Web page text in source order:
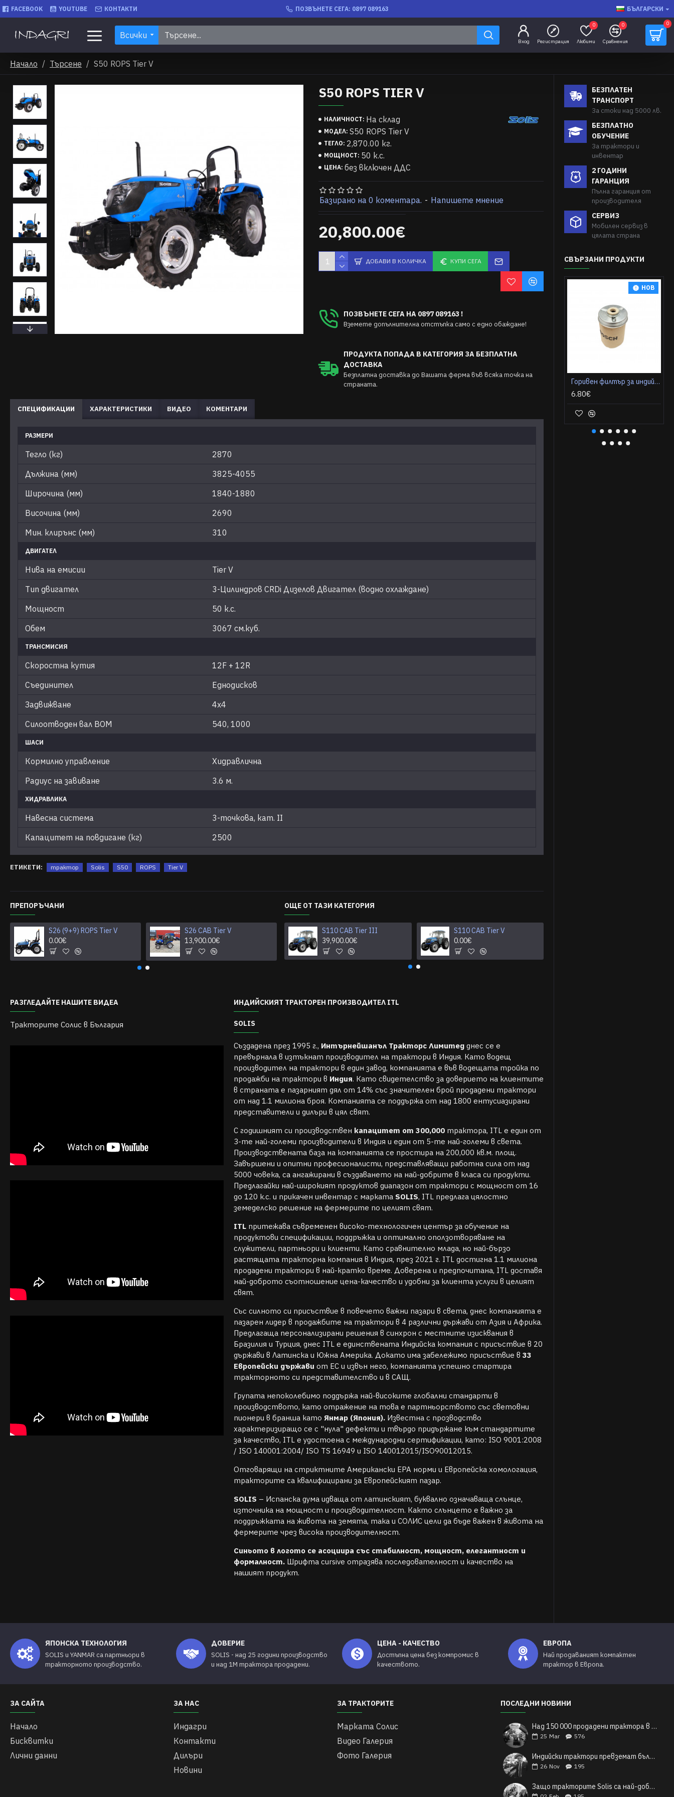
FACEBOOK YOUTUBE КОНТАКТИ ПОЗВЪНЕТЕ СЕГА: 0897 089163 БЪЛГАРСКИ
Всички
Вход Регистрация Любими
0
Сравнения
0 0
Начало Търсене S50 ROPS Tier V
S50 ROPS TIER V
НАЛИЧНОСТ: На склад
МОДЕЛ: S50 ROPS Tier V
ТЕГЛО: 2,870.00 кг.
МОЩНОСТ: 50 к.с.
ЦЕНА: без включен ДДС
Базирано на 0 коментара. - Напишете мнение
20,800.00€
ДОБАВИ В КОЛИЧКА КУПИ СЕГА
ПОЗВЪНЕТЕ СЕГА НА 0897 089163 !
Вземете допълнителна отстъпка само с едно обаждане!
ПРОДУКТА ПОПАДА В КАТЕГОРИЯ ЗА БЕЗПЛАТНА
ДОСТАВКА
Безплатна доставка до Вашата ферма във всяка точка на
страната.
СПЕЦИФИКАЦИИ ХАРАКТЕРИСТИКИ ВИДЕО КОМЕНТАРИ
РАЗМЕРИ
Тегло (кг)
2870
Дължина (мм)
3825-4055
Широчина (мм)
1840-1880
Височина (мм)
2690
Мин. клирънс (мм)
310
ДВИГАТЕЛ
Нива на емисии
Tier V
Тип двигател
3-Цилиндров CRDi Дизелов Двигател (водно охлаждане)
Мощност
50 к.с.
Обем
3067 см.куб.
ТРАНСМИСИЯ
Скоростна кутия
12F + 12R
Съединител
Еднодисков
Задвижване
4х4
Силоотводен вал ВОМ
540, 1000
ШАСИ
Кормилно управление
Хидравлична
Радиус на завиване
3.6 м.
ХИДРАВЛИКА
Навесна система
3-точкова, кат. II
Капацитет на повдигане (кг)
2500
ЕТИКЕТИ: трактор Solis S50 ROPS Tier V
ПРЕПОРЪЧАНИ
S26 (9+9) ROPS Tier V
0.00€
S26 CAB Tier V
13,900.00€
S26 ROPS Tier V
0.00€
ОЩЕ ОТ ТАЗИ КАТЕГОРИЯ
S110 CAB Tier III
39,900.00€
S110 CAB Tier V
0.00€
РАЗГЛЕДАЙТЕ НАШИТЕ ВИДЕА
Тракторите Солис в България
ИНДИЙСКИЯТ ТРАКТОРЕН ПРОИЗВОДИТЕЛ ITL
SOLIS
Създадена през 1995 г., Интърнейшанъл Тракторс Лимитедднес се е
превърнала в изтъкнат производител на трактори в Индия. Като водещ
производител на трактори в един завод, компанията е във водещата тройка по
продажби на трактори в Индия. Като свидетелство за доверието на клиентите
в страната е пазарният дял от 14% със значителен брой продадени трактори
от над 1.1 милиона броя. Компанията се поддържа от над 1800 ентусиазирани
представители и дилъри в цял свят.
С годишният си производствен капацитет от 300,000трактора, ITL е един от
3-те най-големи производители в Индия и един от 5-те най-големи в света.
Производствената база на компанията се простира на 200,000 кв.м. площ.
Завършени и опитни професионалисти, представляващи работна сила от над
5000 човека, са ангажирани в създаването на най-добрите в класа си продукти.
Предлагайки най-широкият продуктов диапазон от трактори с мощност от 16
до 120 к.с. и прикачен инвентар с марката SOLIS, ITL предлага цялостно
земеделско решение на фермерите по целият свят.
ITLпритежава съвременен високо-технологичен център за обучение на
продуктови спецификации, поддръжка и оптимално оползотворяване на
служители, партньори и клиенти. Като сравнително млада, но най-бързо
растящата тракторна компания в Индия, през 2021 г. ITL достигна 1.1 милиона
продадени трактори в най-кратко време. Доверена и предпочитана, ITL доставя
най-доброто съотношение цена-качество и удобни за клиента услуги в целият
свят.
Със силното си присъствие в повечето важни пазари в света, днес компанията е
пазарен лидер в продажбите на трактори в 4 различни държави от Азия и Африка.
Предлагаща персонализирани решения в синхрон с местните изисквания в
Бразилия и Турция, днес ITL е единствената Индийска компания с присъствие в 20
държави в Латинска и Южна Америка. Докато има забележимо присъствие в 33
Европейски държави от ЕС и извън него, компанията успешно стартира
тракторното си представителство и в САЩ.
Групата непоколебимо поддържа най-високите глобални стандарти в
производството, като отражение на това е партньорството със световни
пионери в бранша като Янмар (Япония).Известна с прозводство
характеризиращо се с "нула" дефекти и твърдо придържане към стандартите
за качество, ITL е удостоена с международни сертификации, като: ISO 9001:2008
/ ISO 140001:2004/ ISO TS 16949 и ISO 140012015/ISO90012015.
Отговарящи на стриктните Американски EPA норми и Европейска хомологация,
тракторите са квалифицирани за Европейският пазар.
SOLIS – Испанска дума идваща от латинският, буквално означаваща слънце,
източника на мощност и производителност. Както слънцето е важно за
поддръжката на живота на земята, така и СОЛИС цели да бъде важен в живота на
фермерите чрез висока производителност.
Синьото в логото се асоциира със стабилност, мощност, елегантност и
формалност.Шрифта cursive отразява последователност и качество на
нашият продукт.
БЕЗПЛАТЕН
ТРАНСПОРТ
За стоки над 5000 лв.
БЕЗПЛАТНО
ОБУЧЕНИЕ
За трактори и
инвентар
2 ГОДИНИ
ГАРАНЦИЯ
Пълна гаранция от
производителя
СЕРВИЗ
Мобилен сервиз в
цялата страна
СВЪРЗАНИ ПРОДУКТИ
НОВ
Горивен филтър за индийски трактор Solis S16, S22, S50
6.80€
ЯПОНСКА ТЕХНОЛОГИЯ
SOLIS и YANMAR са партньори в
тракторното производство.
ДОВЕРИЕ
SOLIS - над 25 години производство
и над 1М трактора продадени.
ЦЕНА - КАЧЕСТВО
Достъпна цена без компромис в
качеството.
ЕВРОПА
Най продаваният компактен
трактор в Европа.
ЗА САЙТА
Начало
Бисквитки
Лични данни
ЗА НАС
Индагри
Контакти
Дилъри
Новини
ЗА ТРАКТОРИТЕ
Марката Солис
Видео Галерия
Фото Галерия
ПОСЛЕДНИ НОВИНИ
Над 150 000 продадени трактора в Европа: Индийските трактори Solis и техния легендарен успех
25 Mar 576
Индийски трактори превземат българските полета
26 Nov 195
Защо тракторите Solis са най-добрият избор за българските малки и средни фермери?